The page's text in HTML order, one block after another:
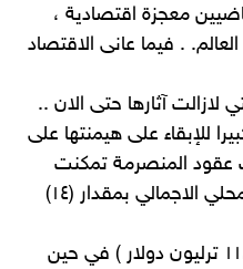
معجزة اقتصادية ،
. فيما عانى الاقتصاد
للإبقاء على هيمنتها على
عقود المنصرمة تمكنت
الصين من من مضاعفة الناتج المحلي الاجمالي بمقدار (١٤)
أي من ( ٨٢٨ مليار دولار الى ١١،٥٣٧ ترليون دولار ) في حين